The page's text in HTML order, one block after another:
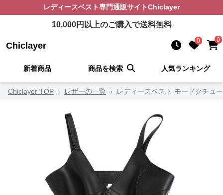
レディースベスト専門通販サイトChiclayer
10,000円以上のご購入で送料無料
Chiclayer 0 0
新着商品 商品を検索 人気ランキング
Chiclayer TOP › レザーの一覧 › レディースベスト モードクチュ